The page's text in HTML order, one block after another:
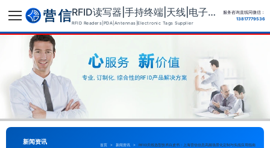
RFID读写器|手持终端|天线|电子标签供应商
RFID Readers|PDA|Antennas|Electronic Tags Supplier
服务咨询直线同微信：
13817779536
新闻资讯 首页 > 新闻资讯 > RFID天线选型技术白皮书：上海营信信息高频场景化定制与实战应用指南